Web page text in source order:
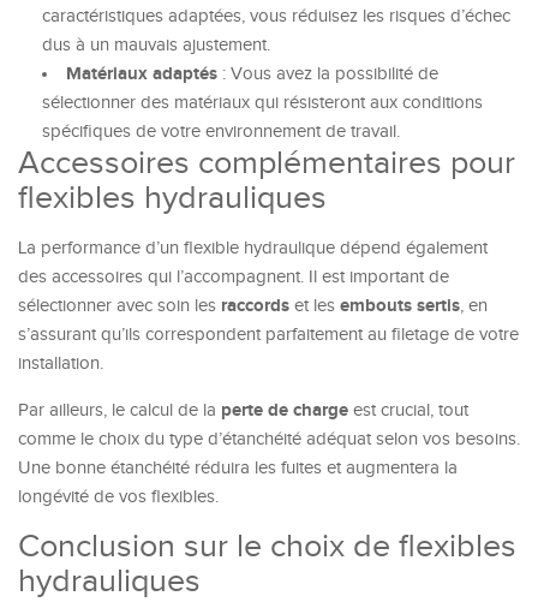
caractéristiques adaptées, vous réduisez les risques d’échec
dus à un mauvais ajustement.
Matériaux adaptés : Vous avez la possibilité de
sélectionner des matériaux qui résisteront aux conditions
spécifiques de votre environnement de travail.
Accessoires complémentaires pour
flexibles hydrauliques
La performance d’un flexible hydraulique dépend également
des accessoires qui l’accompagnent. Il est important de
sélectionner avec soin les raccords et les embouts sertis, en
s’assurant qu’ils correspondent parfaitement au filetage de votre
installation.
Par ailleurs, le calcul de la perte de charge est crucial, tout
comme le choix du type d’étanchéité adéquat selon vos besoins.
Une bonne étanchéité réduira les fuites et augmentera la
longévité de vos flexibles.
Conclusion sur le choix de flexibles
hydrauliques